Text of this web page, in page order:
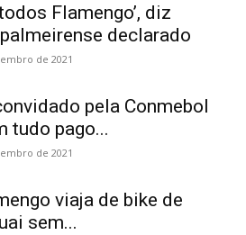
Flamengo’, diz
declarado
de 2021
pela Conmebol
tudo pago...
de 2021
viaja de bike de
sem...